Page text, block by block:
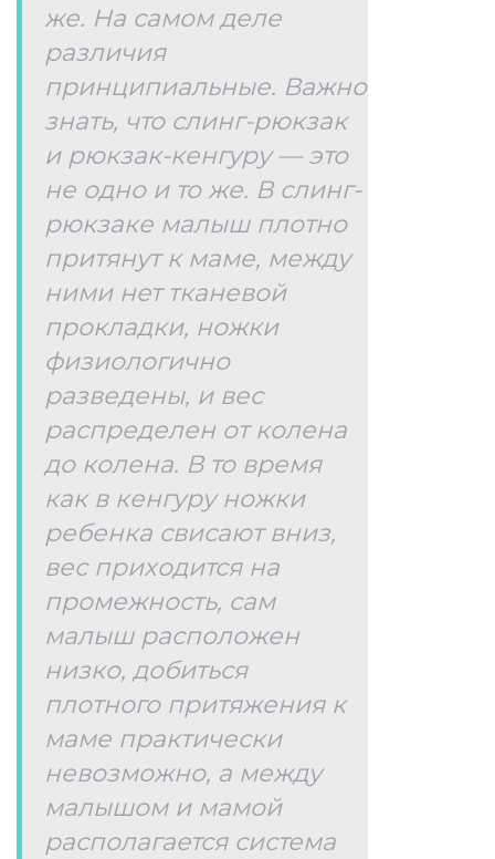
же. На самом деле
различия
принципиальные. Важно
знать, что слинг-рюкзак
и рюкзак-кенгуру — это
не одно и то же. В слинг-
рюкзаке малыш плотно
притянут к маме, между
ними нет тканевой
прокладки, ножки
физиологично
разведены, и вес
распределен от колена
до колена. В то время
как в кенгуру ножки
ребенка свисают вниз,
вес приходится на
промежность, сам
малыш расположен
низко, добиться
плотного притяжения к
маме практически
невозможно, а между
малышом и мамой
располагается система